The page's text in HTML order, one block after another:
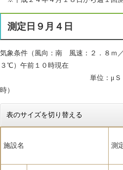
測定日９月４日
気象条件（風向：南 風速：２．８ｍ
３℃）午前１０時現在
単位：μＳｖ/ｈ（マイ
時）
表のサイズを切り替える
施設名 測